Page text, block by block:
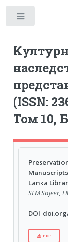
(ISSN:
Том 10,
Lanka
SLM Sajeer,
DOI:
PDF